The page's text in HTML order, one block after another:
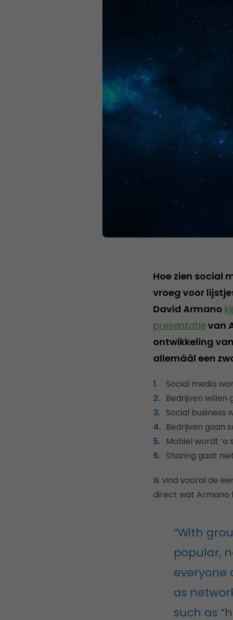
Hoe zien social
vroeg voor
David Armano
presentatievan
ontwikkeling
allemáál een
Social media
Bedrijven willen
Social business
Bedrijven gaan
Mobiel wordt ‘a
Sharing gaat
Ik vind vooral de
direct wat Armano
“With
popular,
everyone
as
such as